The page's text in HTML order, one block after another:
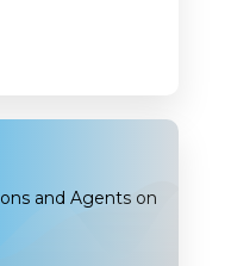
and Agents on